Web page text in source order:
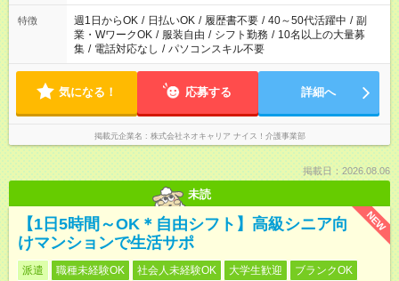
仕事に慣れてからの夜勤になります。 ★家庭の都合でお休みが
必要な場合も遠慮なくご相談ください。
特徴 週1日からOK / 日払いOK / 履歴書不要 / 40～50代活躍中 / 副
業・WワークOK / 服装自由 / シフト勤務 / 10名以上の大量募
集 / 電話対応なし / パソコンスキル不要
気になる！ 応募する 詳細へ
掲載元企業名 株式会社ネオキャリア ナイス！介護事業部
掲載日：2026.08.06
未読
NEW
【1日5時間～OK＊自由シフト】高級シニア向
けマンションで生活サポ
派遣 職種未経験OK 社会人未経験OK 大学生歓迎
ブランクOK